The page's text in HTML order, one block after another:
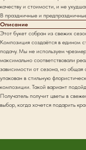
качеству и стоимости, и не
В праздничные и
Описание
Этот букет собран из свежих
Композиция создаётся в едином
подачу. Мы не используем
максимально соответствовали
зависимости от сезона, но общая
упакован в стильную
композиции. Такой вариант
Получатель получит цветы в
выбор, когда хочется подарить